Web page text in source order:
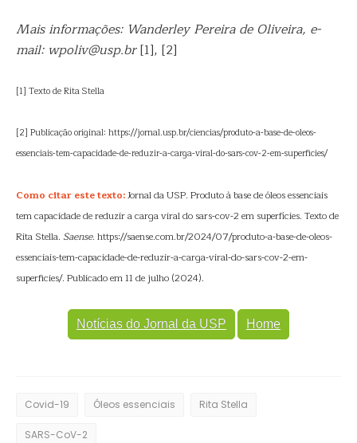
Mais informações: Wanderley Pereira de Oliveira, e-
mail: wpoliv@usp.br[1], [2]
[1] Texto de Rita Stella
[2] Publicação original: https://jornal.usp.br/ciencias/produto-a-base-de-oleos-
essenciais-tem-capacidade-de-reduzir-a-carga-viral-do-sars-cov-2-em-superficies/
Como citar este texto:Jornal da USP. Produto à base de óleos essenciais
tem capacidade de reduzir a carga viral do sars-cov-2 em superfícies. Texto de
Rita Stella. Saense. https://saense.com.br/2024/07/produto-a-base-de-oleos-
essenciais-tem-capacidade-de-reduzir-a-carga-viral-do-sars-cov-2-em-
superficies/. Publicado em 11 de julho (2024).
Notícias do Jornal da USP Home
Covid-19 Óleos essenciais Rita Stella
SARS-CoV-2